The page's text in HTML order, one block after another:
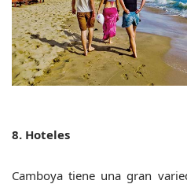
8. Hoteles
Camboya tiene una gran